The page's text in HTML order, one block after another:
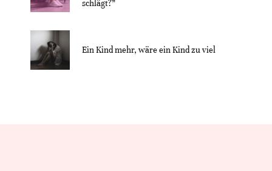
schlägt?”
Ein Kind mehr, wäre ein Kind zu viel